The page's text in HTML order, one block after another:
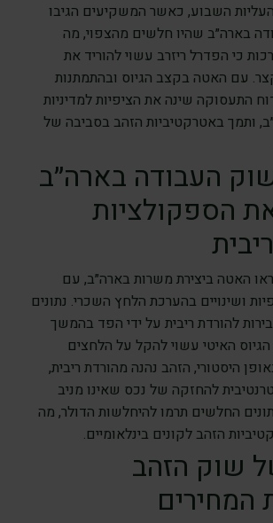
השבוע, כאשר המשקיעים הגיבו
בארה״ב שהיו חלשים מהצפוי, מה
כי הפדרל ריזרב עשוי להוריד את
עם האטה בקצב הגיוס ובהתמתנות
התעסוקה שינה את הציפיות למדיניות
ותמך באטרקטיביות הזהב בסביבה של
העבודה בארה״ב
הספקולציות
האטה ביצירת משרות בארה״ב, עם
ושינויים בהערכת הלחץ השכרי. נתונים
להורדת ריבית על ידי הפד בהמשך
האיטי עשוי להקל על הלחצים
היסטורי, הזהב נהנה מהורדת ריבית,
להחזקה של נכס שאינו מניב
החלשים תרמו להיחלשות הדולר, מה
הזהב לקונים בינלאומיים.
שוק הזהב
המחירים